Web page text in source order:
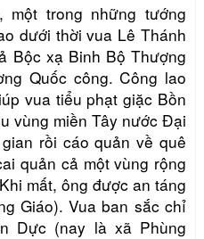
trong những tướng
dưới thời vua Lê Thánh
Bộc xạ Binh Bộ Thượng
Quốc công. Công lao
vua tiểu phạt giặc Bồn
vùng miền Tây nước Đại
rồi cáo quản về quê
quản cả một vùng rộng
mất, ông được an táng
Giáo). Vua ban sắc chỉ
Dực (nay là xã Phùng